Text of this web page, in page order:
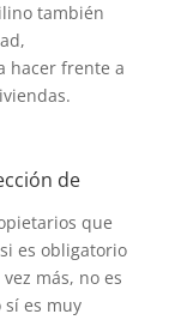
también
hacer frente a
de
que
es obligatorio
más, no es
es muy